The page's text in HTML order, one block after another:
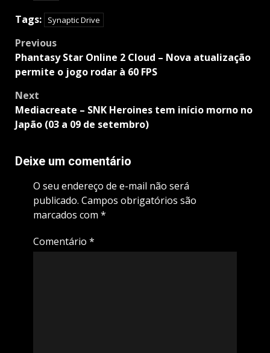
Tags:
Synaptic Drive
Post
navigation
Previous
Phantasy Star Online 2 Cloud – Nova atualização
permite o jogo rodar à 60 FPS
Next
Mediacreate – SNK Heroines tem início morno no
Japão (03 a 09 de setembro)
Deixe um comentário
O seu endereço de e-mail não será
publicado. Campos obrigatórios são
marcados com *
Comentário *